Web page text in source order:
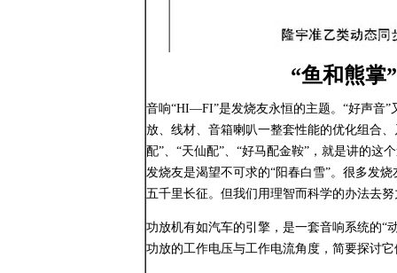
“鱼和熊掌
音响“HI—FI”是发烧友永恒的主题。“好声音
放、线材、音箱喇叭一整套性能的优化组合
配”、“天仙配”、“好马配金鞍”，就是讲的这
发烧友是渴望不可求的“阳春白雪”。很多发
五千里长征。但我们用理智而科学的办法去
功放机有如汽车的引擎，是一套音响系统的“
功放的工作电压与工作电流角度，简要探讨